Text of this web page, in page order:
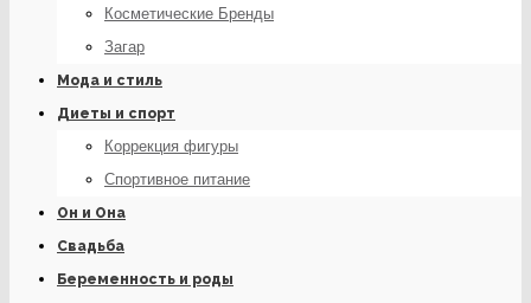
Косметические Бренды
Загар
Мода и стиль
Диеты и спорт
Коррекция фигуры
Спортивное питание
Он и Она
Свадьба
Беременность и роды